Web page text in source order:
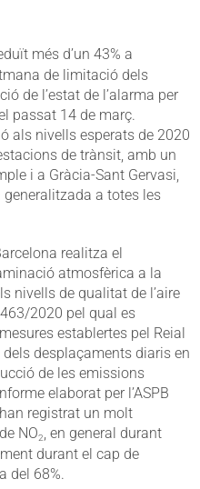
més d’un 43% a
de limitació dels
de l’estat de l’alarma per
passat 14 de març.
als nivells esperats de 2020
de trànsit, amb un
i a Gràcia-Sant Gervasi,
generalitzada a totes les
realitza el
atmosfèrica a la
nivells de qualitat de l’aire
2020 pel qual es
establertes pel Reial
desplaçaments diaris en
de les emissions
elaborat per l’ASPB
registrat un molt
NO2, en general durant
durant el cap de
del 68%.